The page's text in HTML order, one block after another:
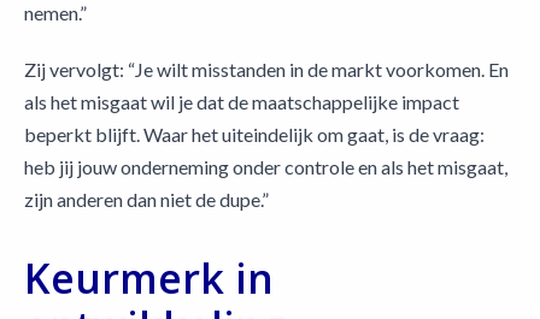
nemen.”
Zij vervolgt: “Je wilt misstanden in de markt voorkomen. En
als het misgaat wil je dat de maatschappelijke impact
beperkt blijft. Waar het uiteindelijk om gaat, is de vraag:
heb jij jouw onderneming onder controle en als het misgaat,
zijn anderen dan niet de dupe.”
Keurmerk in